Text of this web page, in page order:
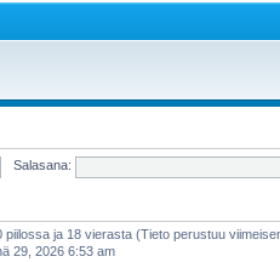
Salasana:
ja 18 vierasta (Tieto perustuu
29, 2026 6:53 am